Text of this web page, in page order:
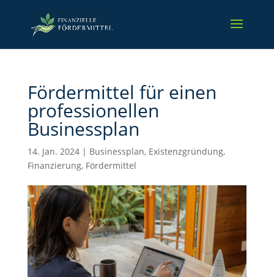
Fördermittel für einen
professionellen
Businessplan
14. Jan. 2024| Businessplan, Existenzgründung,
Finanzierung, Fördermittel